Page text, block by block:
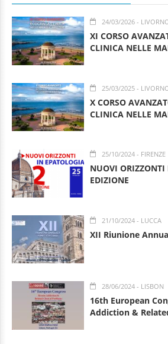
24/03/2026 -
XI CORSO
CLINICA NELLE
25/03/2025 -
X CORSO
CLINICA NELLE
25/10/2024 - FIRENZE
NUOVI
EDIZIONE
21/10/2024 - LUCCA
XII Riunione
28/06/2024 - LISBON
16th European
Addiction &